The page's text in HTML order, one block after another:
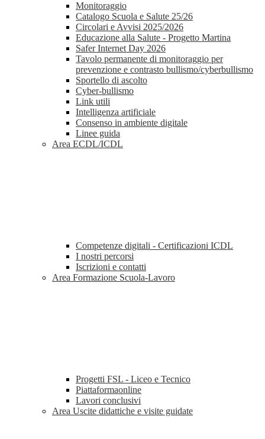
Monitoraggio
Catalogo Scuola e Salute 25/26
Circolari e Avvisi 2025/2026
Educazione alla Salute - Progetto Martina
Safer Internet Day 2026
Tavolo permanente di monitoraggio per
prevenzione e contrasto bullismo/cyberbullismo
Sportello di ascolto
Cyber-bullismo
Link utili
Intelligenza artificiale
Consenso in ambiente digitale
Linee guida
Area ECDL/ICDL
Competenze digitali - Certificazioni ICDL
I nostri percorsi
Iscrizioni e contatti
Area Formazione Scuola-Lavoro
Progetti FSL - Liceo e Tecnico
Piattaformaonline
Lavori conclusivi
Area Uscite didattiche e visite guidate